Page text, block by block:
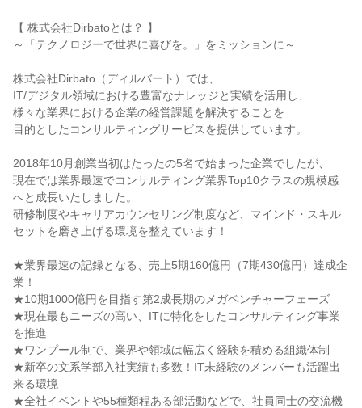
【 株式会社Dirbatoとは？ 】
～「テクノロジーで世界に喜びを。」をミッションに～
株式会社Dirbato（ディルバート）では、
IT/デジタル領域における豊富なナレッジと実績を活用し、
様々な業界における企業の経営課題を解決することを
目的としたコンサルティングサービスを提供しています。
2018年10月創業当初はたったの5名で始まった企業でしたが、
現在では業界最速でコンサルティング業界Top10クラスの規模感
へと成長いたしました。
研修制度やキャリアカウンセリング制度など、マインド・スキル
セットを磨き上げる環境を整えています！
★業界最速の記録となる、売上5期160億円（7期430億円）達成企
業！
★10期1000億円を目指す第2成長期のメガベンチャーフェーズ
★現在最もニーズの高い、ITに特化をしたコンサルティング事業
を推進
★ワンプール制で、業界や領域は幅広く経験を積める組織体制
★新卒の文系学部入社実績も多数！IT未経験のメンバーも活躍出
来る環境
★全社イベントや55種類程ある部活動などで、社員同士の交流機